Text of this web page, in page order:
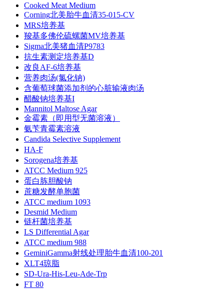
Cooked Meat Medium
Corning北美胎牛血清35-015-CV
MRS培养基
羧基多佛伦硫螺菌MV培养基
Sigma北美猪血清P9783
抗生素测定培养基D
改良AF-6培养基
营养肉汤(氯化钠)
含葡萄球菌添加剂的心脏输液肉汤
醋酸钠培养基I
Mannitol Maltose Agar
金霉素（即用型无菌溶液）
氨苄青霉素溶液
Candida Selective Supplement
HA-F
Sorogena培养基
ATCC Medium 925
蛋白胨胆酸钠
蔗糖发酵单胞菌
ATCC medium 1093
Desmid Medium
链杆菌培养基
LS Differential Agar
ATCC medium 988
GeminiGamma射线处理胎牛血清100-201
XLT4琼脂
SD-Ura-His-Leu-Ade-Trp
FT 80